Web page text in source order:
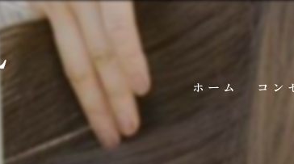
ホーム コン